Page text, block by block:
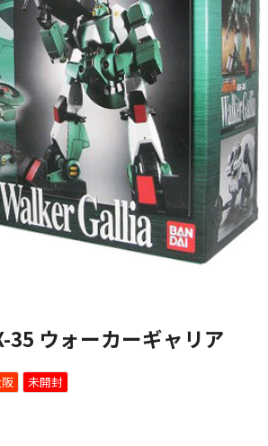
35 ウォーカーギャリア
未開封